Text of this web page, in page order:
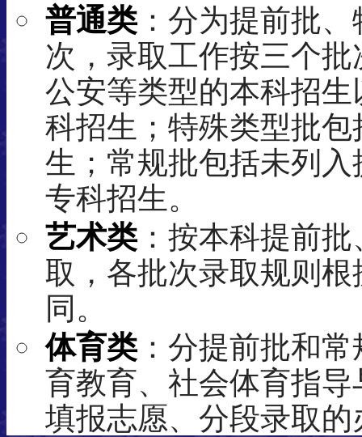
普通类 ：分为提前批
次，录取工作按三个
公安等类型的本科招
科招生；特殊类型批
生；常规批包括未列
专科招生。
艺术类 ：按本科提前
取，各批次录取规则
同。
体育类 ：分提前批和
育教育、社会体育指
填报志愿、分段录取的